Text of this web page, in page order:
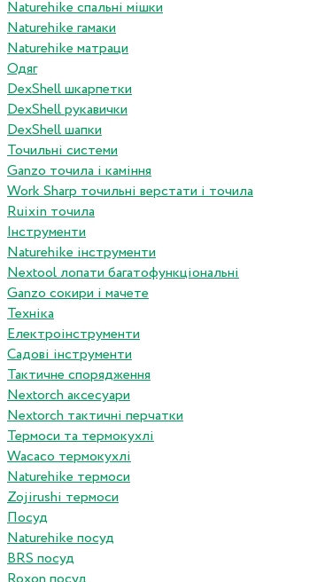
Naturehike спальні мішки
Naturehike гамаки
Naturehike матраци
Одяг
DexShell шкарпетки
DexShell рукавички
DexShell шапки
Точильні системи
Ganzo точила і каміння
Work Sharp точильні верстати і точила
Ruixin точила
Інструменти
Naturehike інструменти
Nextool лопати багатофункціональні
Ganzo сокири і мачете
Техніка
Електроінструменти
Садові інструменти
Тактичне спорядження
Nextorch аксесуари
Nextorch тактичні перчатки
Термоси та термокухлі
Wacaco термокухлі
Naturehike термоси
Zojirushi термоси
Посуд
Naturehike посуд
BRS посуд